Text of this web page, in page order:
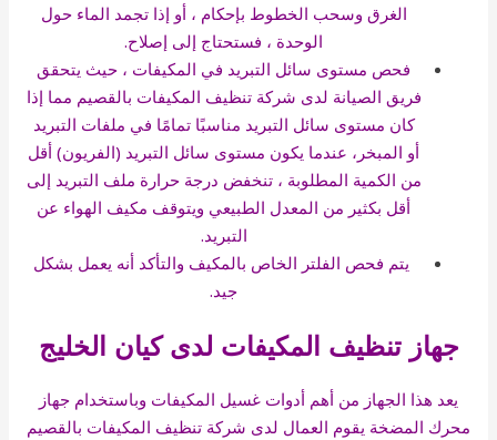
الغرق وسحب الخطوط بإحكام ، أو إذا تجمد الماء حول
الوحدة ، فستحتاج إلى إصلاح.
فحص مستوى سائل التبريد في المكيفات ، حيث يتحقق
فريق الصيانة لدى شركة تنظيف المكيفات بالقصيم مما إذا
كان مستوى سائل التبريد مناسبًا تمامًا في ملفات التبريد
أو المبخر، عندما يكون مستوى سائل التبريد (الفريون) أقل
من الكمية المطلوبة ، تنخفض درجة حرارة ملف التبريد إلى
أقل بكثير من المعدل الطبيعي ويتوقف مكيف الهواء عن
التبريد.
يتم فحص الفلتر الخاص بالمكيف والتأكد أنه يعمل بشكل
جيد.
جهاز تنظيف المكيفات لدى كيان الخليج
يعد هذا الجهاز من أهم أدوات غسيل المكيفات وباستخدام جهاز
محرك المضخة يقوم العمال لدى شركة تنظيف المكيفات بالقصيم